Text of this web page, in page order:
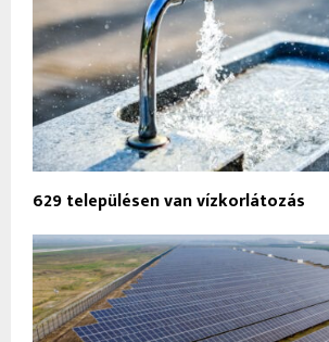
629 településen van vízkorlátozás